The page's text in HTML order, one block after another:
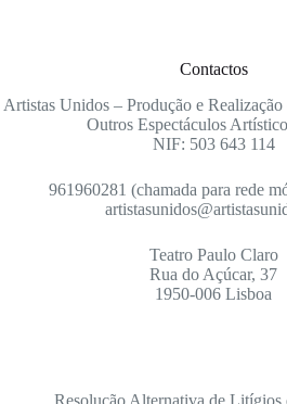
Contactos
Artistas Unidos – Produção e
Outros Espectáculos
NIF: 503 643 114
961960281 (chamada para rede
Teatro Paulo Claro
Rua do Açúcar, 37
1950-006 Lisboa
Resolução Alternativa de Litígios